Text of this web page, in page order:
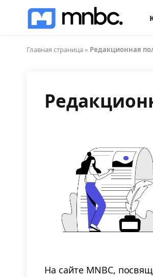
Главная страница » Редакционная
На сайте MNBC,